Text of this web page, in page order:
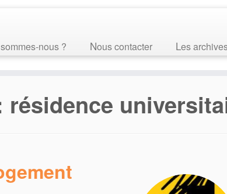
sommes-nous ? Nous contacter Les
résidence